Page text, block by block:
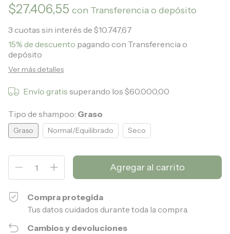
$27.406,55 con Transferencia o depósito
3 cuotas sin interés de $10.747,67
15% de descuento pagando con Transferencia o
depósito
Ver más detalles
Envío gratis superando los$60.000,00
Tipo de shampoo: Graso
Graso Normal/Equilibrado Seco
Compra protegida
Tus datos cuidados durante toda la compra.
Cambios y devoluciones